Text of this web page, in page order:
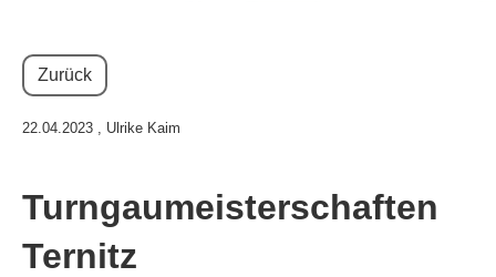
Zurück
22.04.2023 , Ulrike Kaim
Turngaumeisterschaften
Ternitz